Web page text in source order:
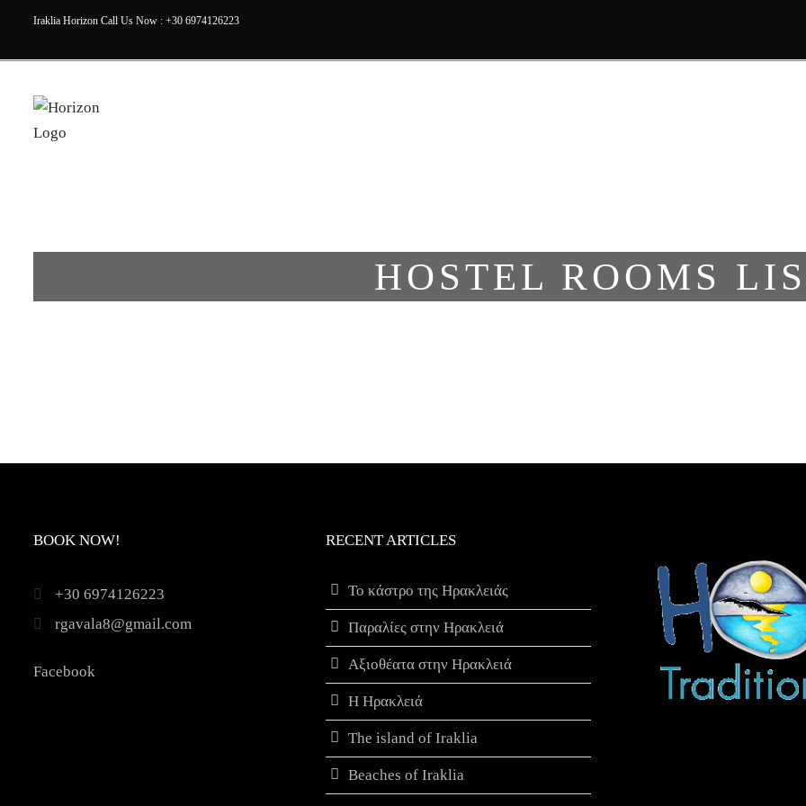
Iraklia Horizon Call Us Now : +30 6974126223
HOSTEL ROOMS
BOOK NOW!
+30 6974126223
rgavala8@gmail.com
Facebook
RECENT ARTICLES
Το κάστρο της Ηρακλειάς
Παραλίες στην Ηρακλειά
Αξιοθέατα στην Ηρακλειά
Η Ηρακλειά
The island of Iraklia
Beaches of Iraklia